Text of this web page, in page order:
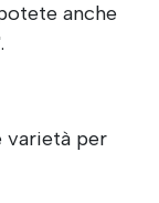
anche
varietà per